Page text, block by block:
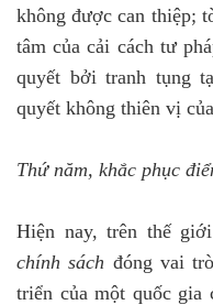
không được can thiệp;
tâm của cải cách tư
quyết bởi tranh tụng
quyết không thiên vị
Thứ năm, khắc phục
Hiện nay, trên thế
chính sách đóng vai
triển của một quốc